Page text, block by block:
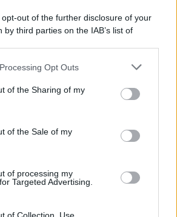
out of the further disclosure of your
by third parties on the IAB’s list of
also be disclosed by us to third parties
parties.
website/app uses one or more Google
and store information including but
or usage behaviour. You may click to
to Google and its third-party tags to
Opt Outs
of the Sharing of my
of the Sale of my
of processing my
Targeted Advertising.